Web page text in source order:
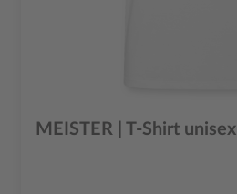
MEISTER | T-Shirt unisex